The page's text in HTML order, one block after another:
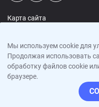
Мы используем cookie для
Продолжая использовать
обработку файлов cookie
браузере.
Карта сайта
Политика
Пользовательское
- горячие сайты
© 2026- ОБНИТ - отопление